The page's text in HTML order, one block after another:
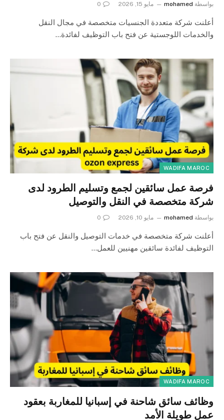
بواسطة mohamed مايو 15, 2026 0
أعلنت شركة متعددة الجنسيات متخصصة في مجال النقل
والخدمات اللوجستية عن فتح باب التوظيف لفائدة…
WADIFA MAROC
فرصة عمل سائقين لجمع وتسليم الطرود لدى
شركة متخصصة في النقل والتوصيل
بواسطة mohamed مايو 10, 2026 0
أعلنت شركة متخصصة في خدمات التوصيل والنقل عن فتح باب
التوظيف لفائدة سائقين مهنيين للعمل…
WADIFA MAROC
وظائف سائق شاحنة في إسبانيا للمغاربة بعقود
عمل طويلة الأمد